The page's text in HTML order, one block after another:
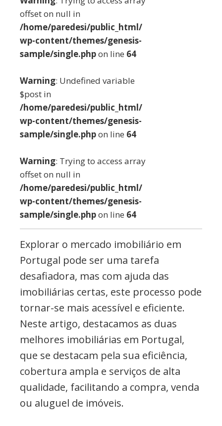
offset on null in
/home/paredesi/public_html/
wp-content/themes/genesis-
sample/single.phpon line 64
Warning: Undefined variable
$post in
/home/paredesi/public_html/
wp-content/themes/genesis-
sample/single.phpon line 64
Warning: Trying to access array
offset on null in
/home/paredesi/public_html/
wp-content/themes/genesis-
sample/single.phpon line 64
Explorar o mercado imobiliário em
Portugal pode ser uma tarefa
desafiadora, mas com ajuda das
imobiliárias certas, este processo pode
tornar-se mais acessível e eficiente.
Neste artigo, destacamos as duas
melhores imobiliárias em Portugal,
que se destacam pela sua eficiência,
cobertura ampla e serviços de alta
qualidade, facilitando a compra, venda
ou aluguel de imóveis.